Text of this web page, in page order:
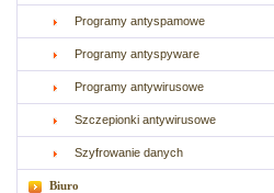
Programy antyspamowe
Programy antyspyware
Programy antywirusowe
Szczepionki antywirusowe
Szyfrowanie danych
Biuro